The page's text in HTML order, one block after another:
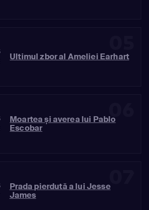
Ultimul zbor al Ameliei Earhart
06
Moartea și averea lui Pablo
Escobar
Prada pierdută a lui Jesse
James